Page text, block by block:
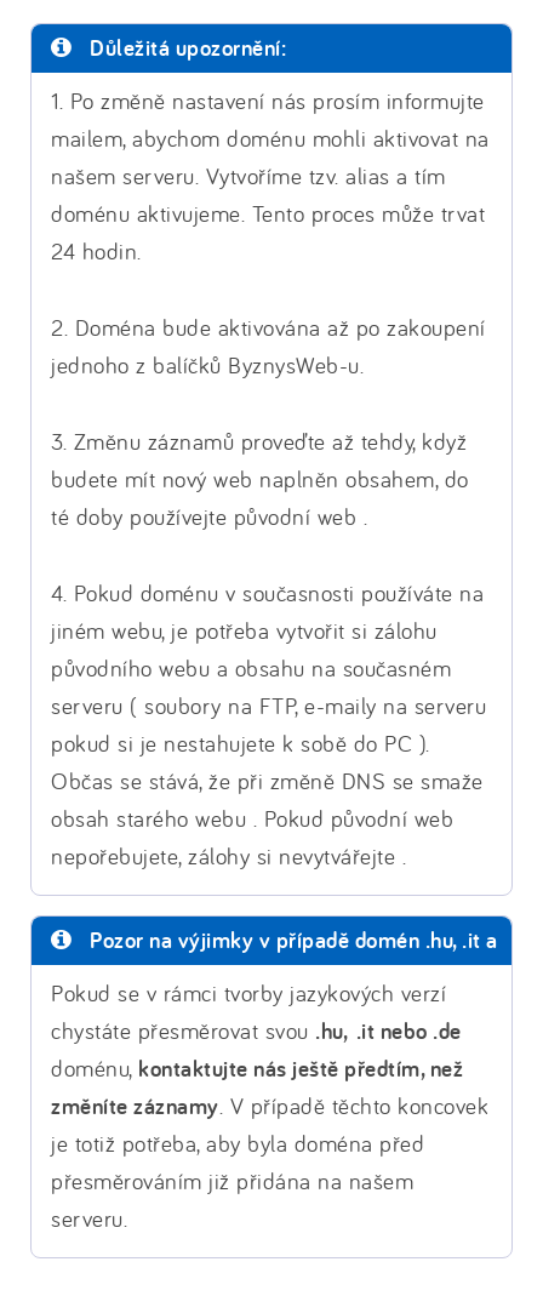
Důležitá upozornění:
1. Po změně nastavení nás prosím informujte
mailem, abychom doménu mohli aktivovat na
našem serveru. Vytvoříme tzv. alias a tím
doménu aktivujeme. Tento proces může trvat
24 hodin.
2. Doména bude aktivována až po zakoupení
jednoho z balíčků ByznysWeb-u.
3. Změnu záznamů proveďte až tehdy, když
budete mít nový web naplněn obsahem, do
té doby používejte původní web .
4. Pokud doménu v současnosti používáte na
jiném webu, je potřeba vytvořit si zálohu
původního webu a obsahu na současném
serveru ( soubory na FTP, e-maily na serveru
pokud si je nestahujete k sobě do PC ).
Občas se stává, že při změně DNS se smaže
obsah starého webu . Pokud původní web
nepořebujete, zálohy si nevytvářejte .
Pozor na výjimky v případě domén .hu, .it a
.de:
Pokud se v rámci tvorby jazykových verzí
chystáte přesměrovat svou .hu, .it nebo .de
doménu, kontaktujte nás ještě předtím, než
změníte záznamy. V případě těchto koncovek
je totiž potřeba, aby byla doména před
přesměrováním již přidána na našem
serveru.